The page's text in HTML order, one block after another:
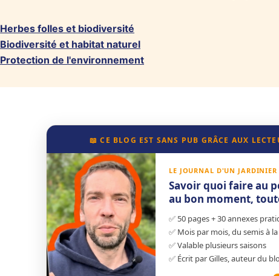
Herbes folles et biodiversité
Biodiversité et habitat naturel
Protection de l'environnement
📖 CE BLOG EST SANS PUB GRÂCE AUX
LE JOURNAL D'UN JARDINIER
Savoir quoi faire au
au bon moment,
✅ 50 pages + 30 annexes
✅ Mois par mois, du semis à
✅ Valable plusieurs saisons
✅ Écrit par Gilles, auteur du